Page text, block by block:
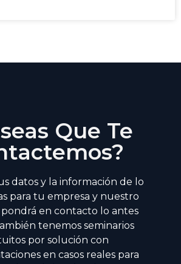
Que Te
datos y la información de lo
para tu empresa y nuestro
en contacto lo antes
tenemos seminarios
por solución con
en casos reales para